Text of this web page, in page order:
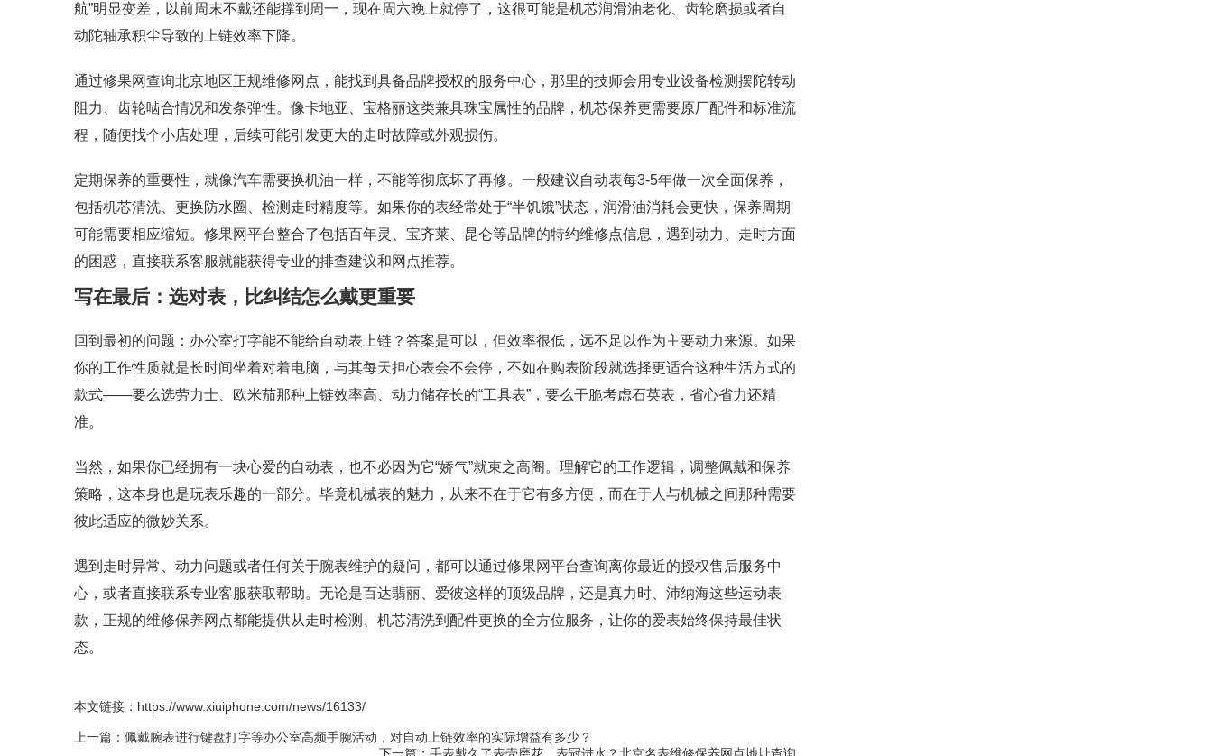
航”明显变差，以前周末不戴还能撑到周一，现在周六晚上就停了，这很可能是机芯润滑油老化、齿轮磨损或者自
动陀轴承积尘导致的上链效率下降。
通过修果网查询北京地区正规维修网点，能找到具备品牌授权的服务中心，那里的技师会用专业设备检测摆陀转动
阻力、齿轮啮合情况和发条弹性。像卡地亚、宝格丽这类兼具珠宝属性的品牌，机芯保养更需要原厂配件和标准流
程，随便找个小店处理，后续可能引发更大的走时故障或外观损伤。
定期保养的重要性，就像汽车需要换机油一样，不能等彻底坏了再修。一般建议自动表每3-5年做一次全面保养，
包括机芯清洗、更换防水圈、检测走时精度等。如果你的表经常处于“半饥饿”状态，润滑油消耗会更快，保养周期
可能需要相应缩短。修果网平台整合了包括百年灵、宝齐莱、昆仑等品牌的特约维修点信息，遇到动力、走时方面
的困惑，直接联系客服就能获得专业的排查建议和网点推荐。
写在最后：选对表，比纠结怎么戴更重要
回到最初的问题：办公室打字能不能给自动表上链？答案是可以，但效率很低，远不足以作为主要动力来源。如果
你的工作性质就是长时间坐着对着电脑，与其每天担心表会不会停，不如在购表阶段就选择更适合这种生活方式的
款式——要么选劳力士、欧米茄那种上链效率高、动力储存长的“工具表”，要么干脆考虑石英表，省心省力还精
准。
当然，如果你已经拥有一块心爱的自动表，也不必因为它“娇气”就束之高阁。理解它的工作逻辑，调整佩戴和保养
策略，这本身也是玩表乐趣的一部分。毕竟机械表的魅力，从来不在于它有多方便，而在于人与机械之间那种需要
彼此适应的微妙关系。
遇到走时异常、动力问题或者任何关于腕表维护的疑问，都可以通过修果网平台查询离你最近的授权售后服务中
心，或者直接联系专业客服获取帮助。无论是百达翡丽、爱彼这样的顶级品牌，还是真力时、沛纳海这些运动表
款，正规的维修保养网点都能提供从走时检测、机芯清洗到配件更换的全方位服务，让你的爱表始终保持最佳状
态。
本文链接： https://www.xiuiphone.com/news/16133/
上一篇： 佩戴腕表进行键盘打字等办公室高频手腕活动，对自动上链效率的实际增益有多少？